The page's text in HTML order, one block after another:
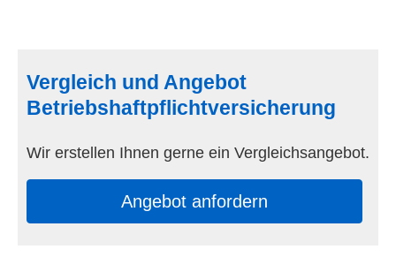
Vergleich und Angebot
Betriebshaftpflichtversicherung
Wir erstellen Ihnen gerne ein Vergleichsangebot.
An­ge­bot an­for­dern